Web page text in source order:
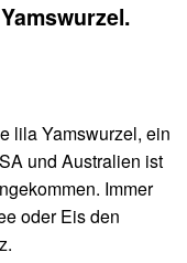
lila Yamswurzel, ein
und Australien ist
Immer
oder Eis den